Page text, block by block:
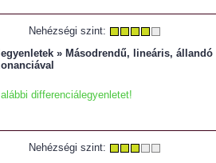
Nehézségi szint:
» Másodrendű, lineáris,
differenciálegyenletet!
Nehézségi szint: